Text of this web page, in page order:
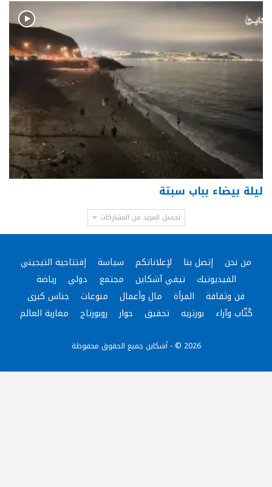
ليلة بيضاء بباب سبتة
تحميل المزيد من المشاركات
من نحن إتصل بنا لإعلاناتكم سياسة
إفتتاحية التيجيني
الفيديوتيك
تيفي آشكاين مجتمع دولي
رياضة
فن وثقافة
المرأة مال وأعمال منوعات
جناس كبرى
كُتّاب وآراء
بورتريه تحقيق حوار روبورتاج مغاربة العالم
2026 © - أشكاين جميع الحقوق محفوظة